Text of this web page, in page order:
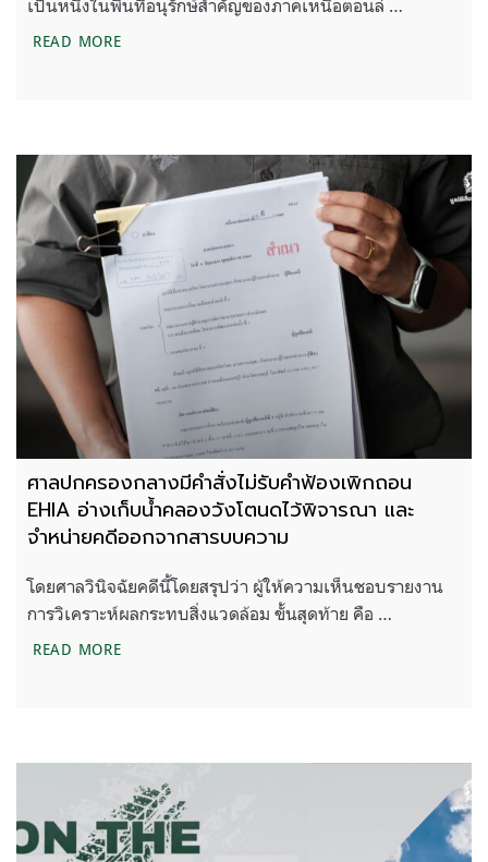
เป็นหนึ่งในพื้นที่อนุรักษ์สำคัญของภาคเหนือตอนล่ …
READ MOREเขาสนามเพรียง จากเกาะป่าใกล้เมือง สู่การคืนทางเดิ
ศาลปกครองกลางมีคำสั่งไม่รับคำฟ้องเพิกถอน
EHIA อ่างเก็บน้ำคลองวังโตนดไว้พิจารณา และ
จำหน่ายคดีออกจากสารบบความ
โดยศาลวินิจฉัยคดีนี้โดยสรุปว่า ผู้ให้ความเห็นชอบรายงาน
การวิเคราะห์ผลกระทบสิ่งแวดล้อม ขั้นสุดท้าย คือ …
READ MOREศาลปกครองกลางมีคำสั่งไม่รับคำฟ้องเพิกถอน EHIA